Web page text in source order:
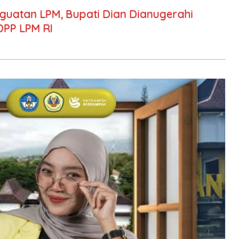
LPM, Bupati Dian Dianugerahi
LPM RI